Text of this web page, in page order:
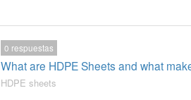
What are HDPE Sheets and what
0 respuestas
HDPE sheets